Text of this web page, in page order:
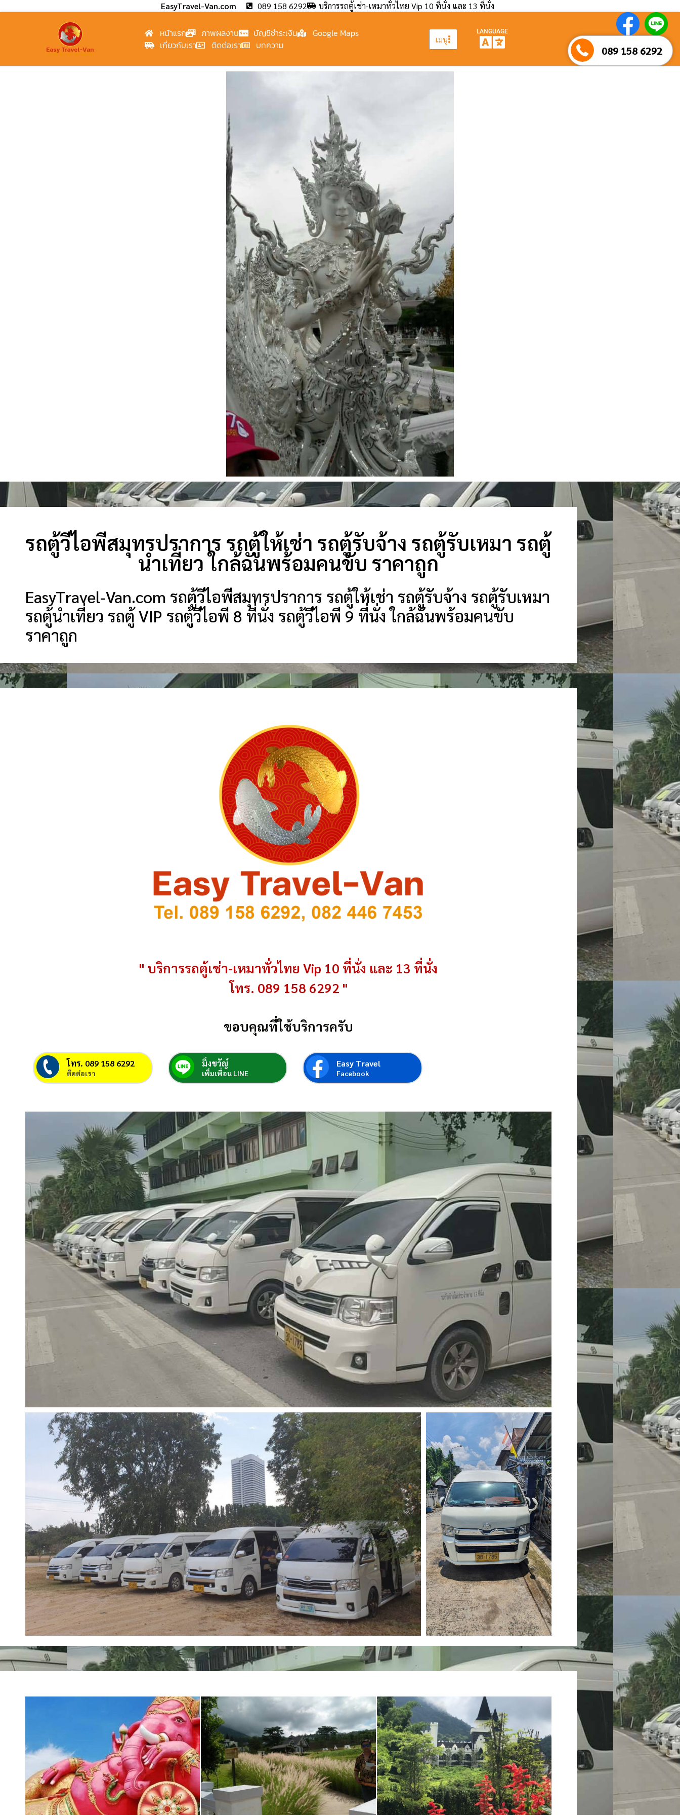
EasyTravel-Van.com 089 158 6292 บริการรถตู้เช่า-เหมาทั่วไทย Vip 10 ที่นั่ง และ 13 ที่นั่ง
หน้าแรก ภาพผลงาน บัญชีชำระเงิน
Google Maps
เกี่ยวกับเรา
ติดต่อเรา บทความ เมนู
LANGUAGE
089 158 6292
รถตู้วีไอพีสมุทรปราการ รถตู้ให้เช่า รถตู้รับจ้าง รถตู้รับเหมา รถตู้
นำเที่ยว ใกล้ฉันพร้อมคนขับ ราคาถูก
EasyTravel-Van.com รถตู้วีไอพีสมุทรปราการ รถตู้ให้เช่า รถตู้รับจ้าง รถตู้รับเหมา
รถตู้นำเที่ยว รถตู้ VIP รถตู้วีไอพี 8 ที่นั่ง รถตู้วีไอพี 9 ที่นั่ง ใกล้ฉันพร้อมคนขับ
ราคาถูก
" บริการรถตู้เช่า-เหมาทั่วไทย Vip 10 ที่นั่ง และ 13 ที่นั่ง
โทร. 089 158 6292 "
ขอบคุณที่ใช้บริการครับ
โทร. 089 158 6292
ติดต่อเรา
มิ่งขวัญ์
เพิ่มเพื่อน LINE
Easy Travel
Facebook